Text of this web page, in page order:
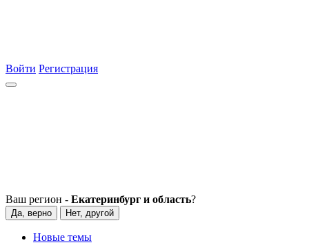
Войти Регистрация
Ваш регион - Екатеринбург и область?
Да, верно Нет, другой
Новые темы